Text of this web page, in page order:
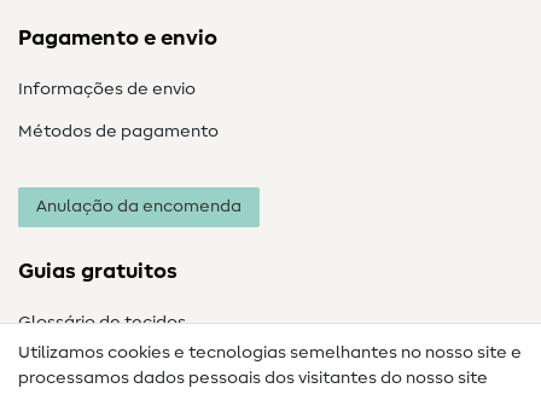
Pagamento e envio
Informações de envio
Métodos de pagamento
Anulação da encomenda
Guias gratuitos
Glossário de tecidos
Utilizamos cookies e tecnologias semelhantes no nosso site e
processamos dados pessoais dos visitantes do nosso site